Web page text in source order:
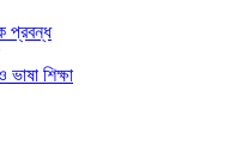
প্রবন্ধ
শিক্ষা